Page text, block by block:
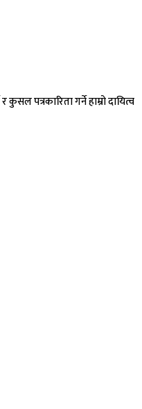
पत्रकारिता गर्ने हाम्रो दायित्व